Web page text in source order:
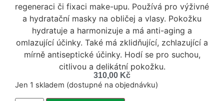
regeneraci či fixaci make-upu. Používá pro výživné
a hydratační masky na obličej a vlasy. Pokožku
hydratuje a harmonizuje a má anti-aging a
omlazující účinky. Také má zklidňující, zchlazující a
mírně antiseptické účinky. Hodí se pro suchou,
citlivou a delikátní pokožku.
310,00 Kč
Jen 1 skladem (dostupné na objednávku)